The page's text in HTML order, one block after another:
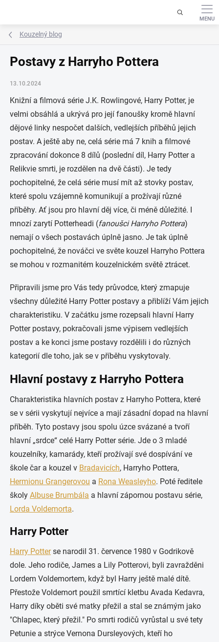
Kouzelný blog
Postavy z Harryho Pottera
13.10.2024
Knižní a filmová série J.K. Rowlingové, Harry Potter, je
velmi obsáhlá a ukrývá pro její fanoušky kromě hlavní
dějové linky nespočet dalších, vedlejších příběhů jejich
postav. A ještě aby ne, celá série má 7 knih a filmové
zpracování dokonce 8 dílů (poslední díl, Harry Potter a
Relikvie smrti, je rozdělen na dvě části). Je tedy
pochopitelné, že celá série musí mít až stovky postav,
které spolu vzájemně komunikují a prožívají různé
příběhy. Ať jsou pro hlavní děj více, či méně důležité. I
mnozí zarytí Potterheadi (fanoušci Harryho Pottera)
nemají o všech postavách úplně jasno. Je tak úplně
pochopitelné, že nováčci ve světe kouzel Harryho Pottera
se mohou v rozmanitém kouzelnickém světě ztrácet.
Připravili jsme pro Vás tedy průvodce, který zmapuje
všechny důležité Harry Potter postavy a přiblíží Vám jejich
charakteristiku. V začátku jsme rozepsali hlavní Harry
Potter postavy, pokračovali jsme výpisem vedlejších
postav a ke konci jsme postavy rozdělili i do různých
kategorií dle toho, jak se v příběhu vyskytovaly.
Hlavní postavy z Harryho Pottera
Charakteristika hlavních postav z Harryho Pottera, které
se v sérii vyskytují nejvíce a mají zásadní dopad na hlavní
příběh. Tyto postavy jsou spolu úzce svázané a tvoří
hlavní „srdce“ celé Harry Potter série. Jde o 3 mladé
kouzelníky, kamarády, kteří prožívají své dospívání ve
škole čar a kouzel v Bradavicích, Harryho Pottera,
Hermionu Grangerovou a Rona Weasleyho. Poté ředitele
školy Albuse Brumbála a hlavní zápornou postavu série,
Lorda Voldemorta.
Harry Potter
Harry Potterse narodil 31. července 1980 v Godrikově
dole. Jeho rodiče, James a Lily Potterovi, byli zavražděni
Lordem Voldemortem, když byl Harry ještě malé dítě.
Přestože Voldemort použil smrtící kletbu Avada Kedavra,
Harry díky oběti své matky přežil a stal se známým jako
"Chlapec, který přežil." Po smrti rodičů vyrůstal u své tety
Petunie a strýce Vernona Dursleyových, kteří ho